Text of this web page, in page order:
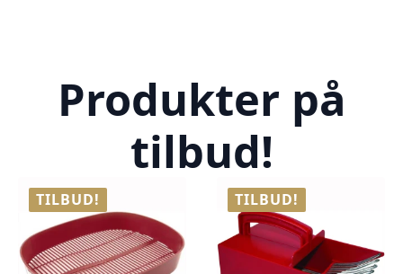
Produkter på
tilbud!
TILBUD! TILBUD!